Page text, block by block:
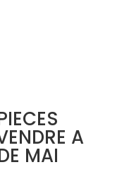
A
MAI